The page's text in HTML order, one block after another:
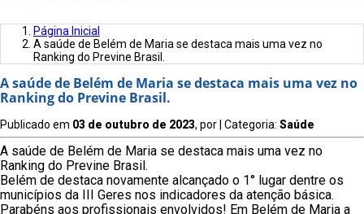
Página Inicial
A saúde de Belém de Maria se destaca mais uma vez no
Ranking do Previne Brasil.
A saúde de Belém de Maria se destaca mais uma vez no
Ranking do Previne Brasil.
Publicado em 03 de outubro de 2023, por | Categoria: Saúde
A saúde de Belém de Maria se destaca mais uma vez no
Ranking do Previne Brasil.
Belém de destaca novamente alcançado o 1° lugar dentre os
municípios da III Geres nos indicadores da atenção básica.
Parabéns aos profissionais envolvidos! Em Belém de Maria a